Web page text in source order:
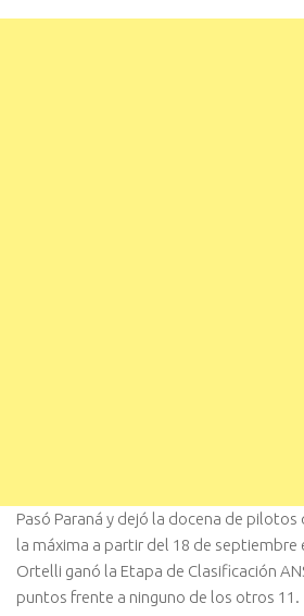
Pasó Paraná y dejó la docena de
la máxima a partir del 18 de septiembre
Ortelli ganó la Etapa de Clasificación
puntos frente a ninguno de los otros 11.